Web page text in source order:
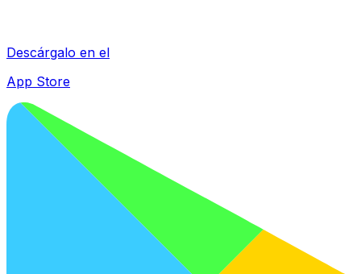
Descárgalo en el
App Store